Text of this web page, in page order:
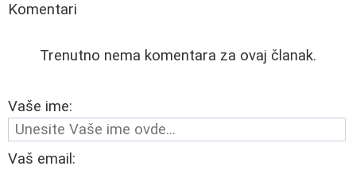
Komentari
Trenutno nema komentara za ovaj članak.
Vaše ime:
Vaš email: